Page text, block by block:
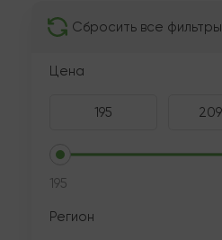
Сбросить все фильтры
Цена
195
Регион